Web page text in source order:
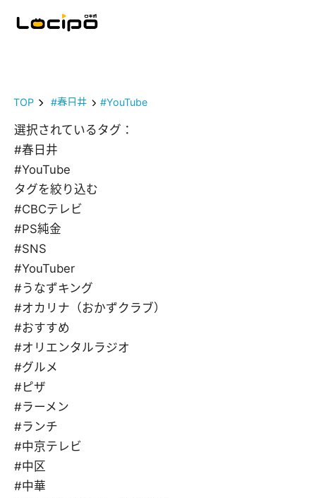
TOP #春日井 #YouTube
選択されているタグ：
#春日井
#YouTube
タグを絞り込む
#CBCテレビ
#PS純金
#SNS
#YouTuber
#うなずキング
#オカリナ（おかずクラブ）
#おすすめ
#オリエンタルラジオ
#グルメ
#ピザ
#ラーメン
#ランチ
#中京テレビ
#中区
#中華